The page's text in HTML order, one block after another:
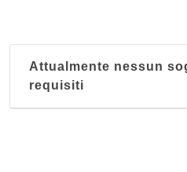
Attualmente nessun
requisiti